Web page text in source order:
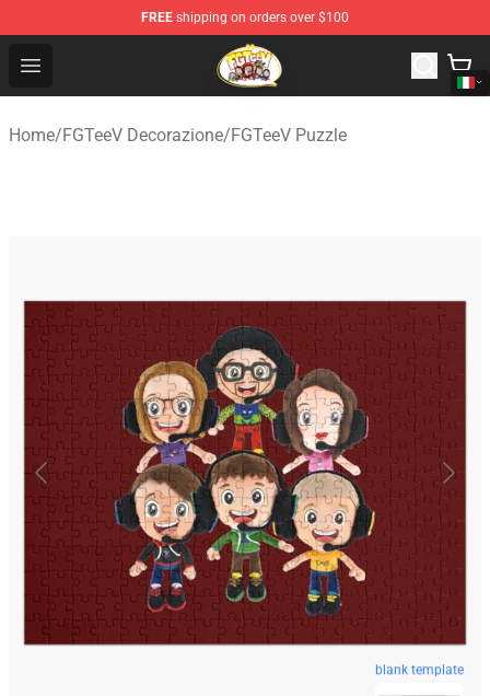
FREE shipping on orders over $100
Open menu
FGTeeV Store - Official FGTeeV Merchandise Shop
Home/FGTeeV Decorazione/FGTeeV Puzzle
blank template